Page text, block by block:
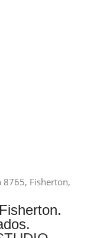
8765, Fisherton,